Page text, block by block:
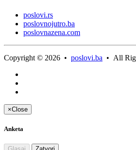
poslovi.rs
poslovnojutro.ba
poslovnazena.com
Copyright © 2026 • poslovi.ba • All
×Close
Anketa